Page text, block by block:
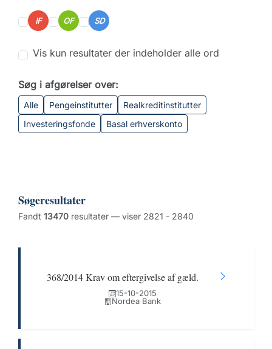
IF OF SD
Vis kun resultater der indeholder alle ord
Søg i afgørelser over:
Alle Pengeinstitutter
Realkreditinstitutter
Investeringsfonde
Basal erhverskonto
Søgeresultater
Fandt 13470 resultater — viser 2821 - 2840
368/2014 Krav om eftergivelse af gæld.
15-10-2015
Nordea Bank